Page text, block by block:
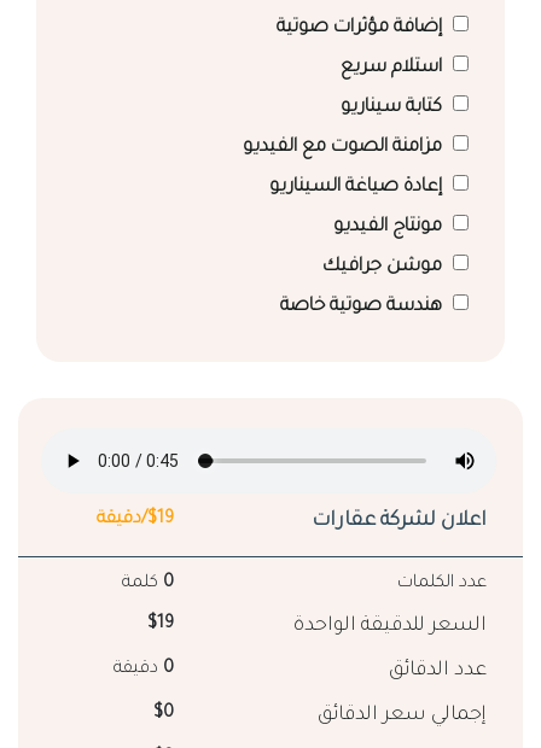
إضافة مؤثرات صوتية
استلام سريع
كتابة سيناريو
مزامنة الصوت مع الفيديو
إعادة صياغة السيناريو
مونتاج الفيديو
موشن جرافيك
هندسة صوتية خاصة
اعلان لشركة عقارات $19/دقيقة
عدد الكلمات 0 كلمة
السعر للدقيقة الواحدة $19
عدد الدقائق 0 دقيقة
إجمالي سعر الدقائق $0